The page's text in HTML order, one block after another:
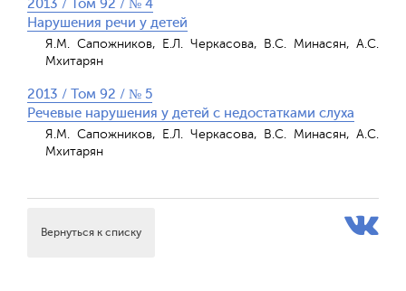
2013 / Том 92 / № 4
Нарушения речи у детей
Я.М. Сапожников, Е.Л. Черкасова, В.С. Минасян, А.С.
Мхитарян
2013 / Том 92 / № 5
Речевые нарушения у детей с недостатками слуха
Я.М. Сапожников, Е.Л. Черкасова, В.С. Минасян, А.С.
Мхитарян
Вернуться к списку